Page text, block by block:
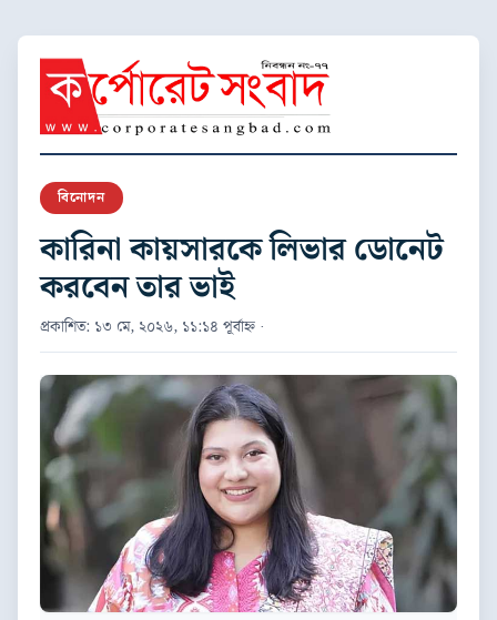
বিনোদন
কারিনা কায়সারকে লিভার ডোনেট
করবেন তার ভাই
প্রকাশিত: ১৩ মে, ২০২৬, ১১:১৪ পূর্বাহ্ন ·